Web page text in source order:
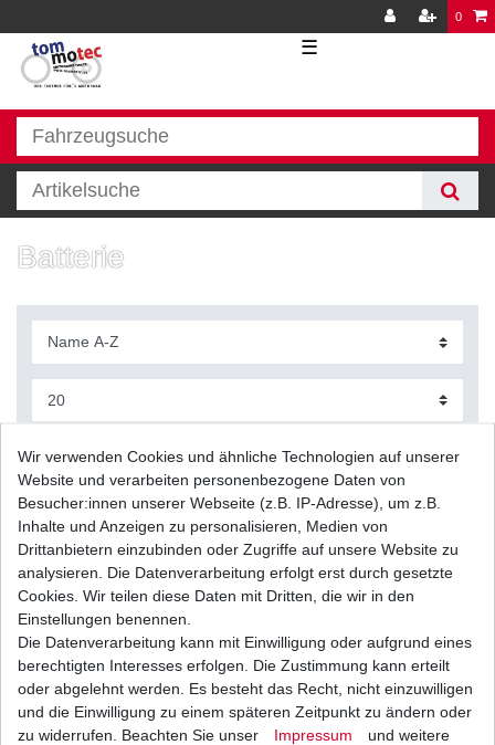
0
☰
Batterie
Lithium-Ionen Batterie HJTX9-FP entspricht u.a.
YTX9-BS YB9-B YTX7A-BS
UVP 59,30 € 54,21 € *
1 Stück
Marken Batterie YTX9-BS wartungsfrei
Wir verwenden Cookies und ähnliche Technologien auf unserer
Website und verarbeiten personenbezogene Daten von
Besucher:innen unserer Webseite (z.B. IP-Adresse), um z.B.
Inhalte und Anzeigen zu personalisieren, Medien von
Drittanbietern einzubinden oder Zugriffe auf unsere Website zu
analysieren. Die Datenverarbeitung erfolgt erst durch gesetzte
Cookies. Wir teilen diese Daten mit Dritten, die wir in den
Einstellungen benennen.
Die Datenverarbeitung kann mit Einwilligung oder aufgrund eines
berechtigten Interesses erfolgen. Die Zustimmung kann erteilt
oder abgelehnt werden. Es besteht das Recht, nicht einzuwilligen
und die Einwilligung zu einem späteren Zeitpunkt zu ändern oder
zu widerrufen. Beachten Sie unser
Impressum
und weitere